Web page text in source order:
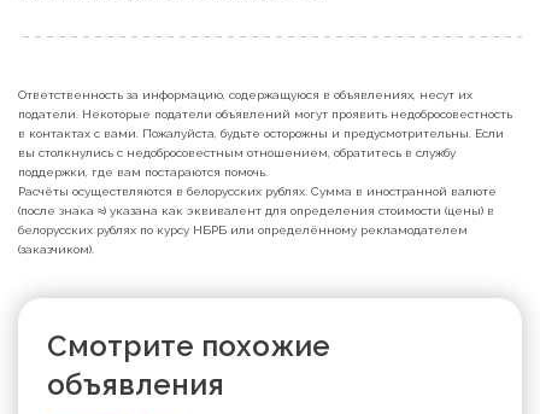
Ответственность за информацию, содержащуюся в объявлениях, несут их
податели. Некоторые податели объявлений могут проявить недобросовестность
в контактах с вами. Пожалуйста, будьте осторожны и предусмотрительны. Если
вы столкнулись с недобросовестным отношением, обратитесь в службу
поддержки, где вам постараются помочь.
Расчёты осуществляются в белорусских рублях. Сумма в иностранной валюте
(после знака ≈) указана как эквивалент для определения стоимости (цены) в
белорусских рублях по курсу НБРБ или определённому рекламодателем
(заказчиком).
Смотрите похожие
объявления